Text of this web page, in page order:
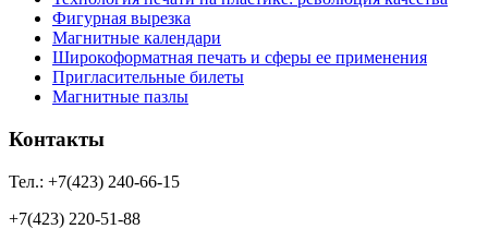
Фигурная вырезка
Магнитные календари
Широкоформатная печать и сферы ее применения
Пригласительные билеты
Магнитные пазлы
Контакты
Тел.: +7(423) 240-66-15
+7(423) 220-51-88